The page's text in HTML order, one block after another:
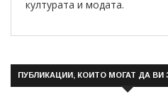
културата и модата.
ПУБЛИКАЦИИ, КОИТО МОГАТ ДА ВИ